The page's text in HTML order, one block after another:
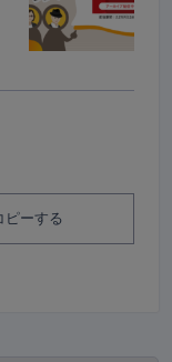
ピーする